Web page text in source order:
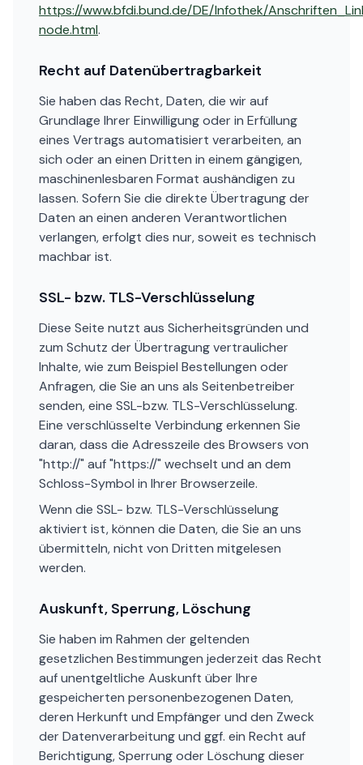
https://www.bfdi.bund.de/DE/Infothek/
node.html.
Recht auf Datenübertragbarkeit
Sie haben das Recht, Daten, die wir auf
Grundlage Ihrer Einwilligung oder in Erfüllung
eines Vertrags automatisiert verarbeiten, an
sich oder an einen Dritten in einem gängigen,
maschinenlesbaren Format aushändigen zu
lassen. Sofern Sie die direkte Übertragung der
Daten an einen anderen Verantwortlichen
verlangen, erfolgt dies nur, soweit es technisch
machbar ist.
SSL- bzw. TLS-Verschlüsselung
Diese Seite nutzt aus Sicherheitsgründen und
zum Schutz der Übertragung vertraulicher
Inhalte, wie zum Beispiel Bestellungen oder
Anfragen, die Sie an uns als Seitenbetreiber
senden, eine SSL-bzw. TLS-Verschlüsselung.
Eine verschlüsselte Verbindung erkennen Sie
daran, dass die Adresszeile des Browsers von
"http://" auf "https://" wechselt und an dem
Schloss-Symbol in Ihrer Browserzeile.
Wenn die SSL- bzw. TLS-Verschlüsselung
aktiviert ist, können die Daten, die Sie an uns
übermitteln, nicht von Dritten mitgelesen
werden.
Auskunft, Sperrung, Löschung
Sie haben im Rahmen der geltenden
gesetzlichen Bestimmungen jederzeit das Recht
auf unentgeltliche Auskunft über Ihre
gespeicherten personenbezogenen Daten,
deren Herkunft und Empfänger und den Zweck
der Datenverarbeitung und ggf. ein Recht auf
Berichtigung, Sperrung oder Löschung dieser